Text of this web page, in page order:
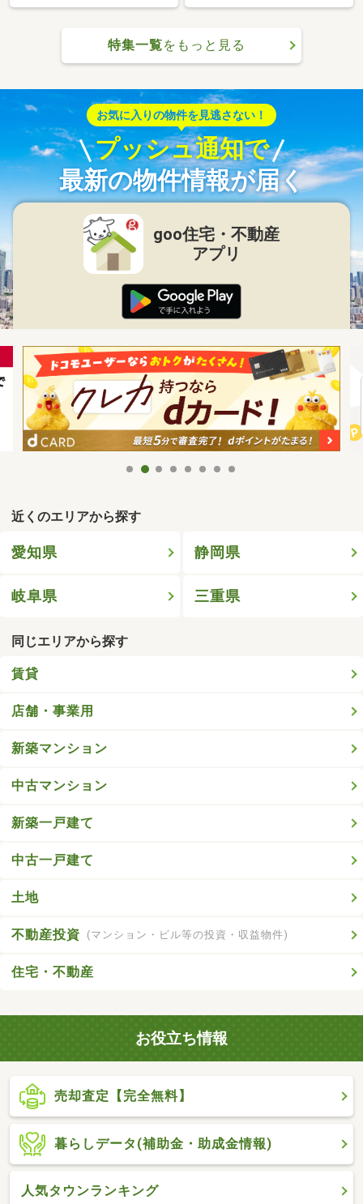
特集一覧をもっと見る
お気に入りの物件を見逃さない！
プッシュ通知で
最新の物件情報が届く
goo住宅・不動産
アプリ
近くのエリアから探す
愛知県 静岡県
岐阜県 三重県
同じエリアから探す
賃貸
店舗・事業用
新築マンション
中古マンション
新築一戸建て
中古一戸建て
土地
不動産投資 (マンション・ビル等の投資・収益物件)
住宅・不動産
お役立ち情報
売却査定【完全無料】
暮らしデータ(補助金・助成金情報)
人気タウンランキング